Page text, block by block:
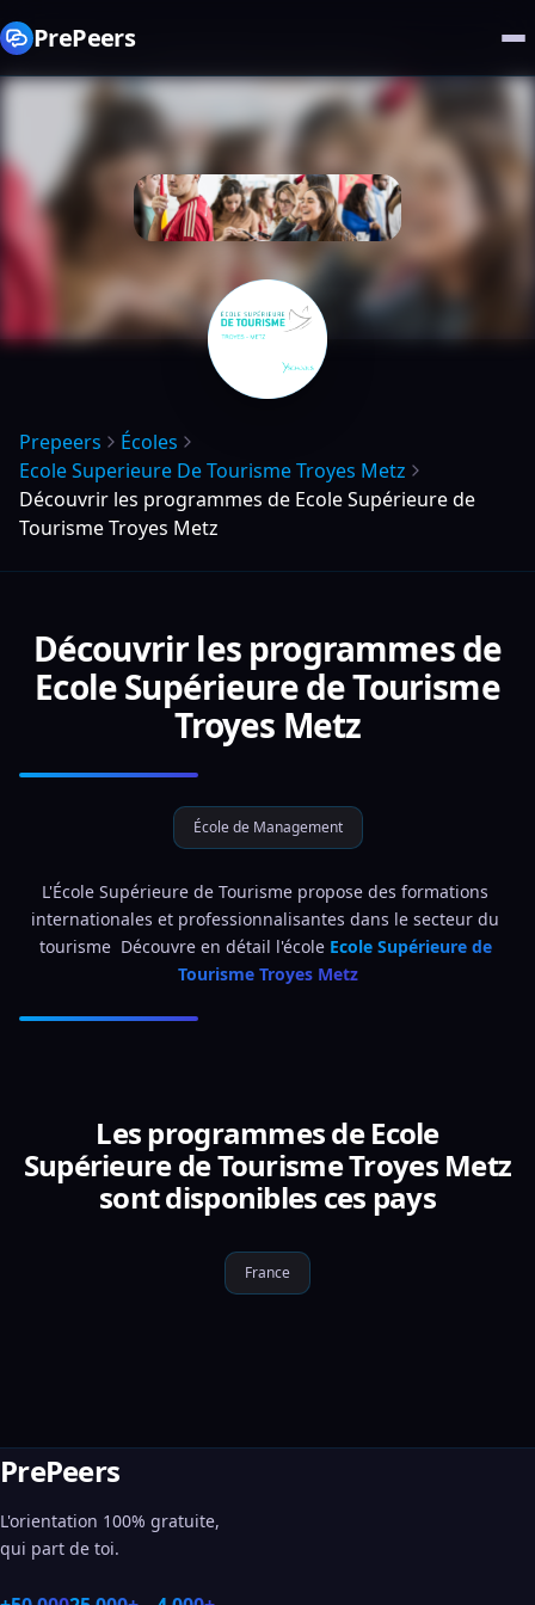
PrePeers
Prepeers
Écoles
Ecole Superieure De Tourisme Troyes Metz
Découvrir les programmes de Ecole Supérieure de
Tourisme Troyes Metz
Découvrir les programmes de
Ecole Supérieure de Tourisme
Troyes Metz
École de Management
L'École Supérieure de Tourisme propose des formations
internationales et professionnalisantes dans le secteur du
tourisme  Découvre en détail l'école Ecole Supérieure de
Tourisme Troyes Metz
Les programmes de Ecole
Supérieure de Tourisme Troyes Metz
sont disponibles ces pays
France
PrePeers
L'orientation 100% gratuite,
qui part de toi.